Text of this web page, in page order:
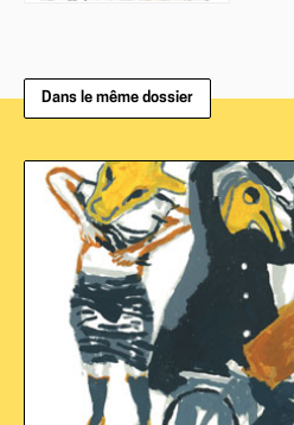
Dans le même dossier